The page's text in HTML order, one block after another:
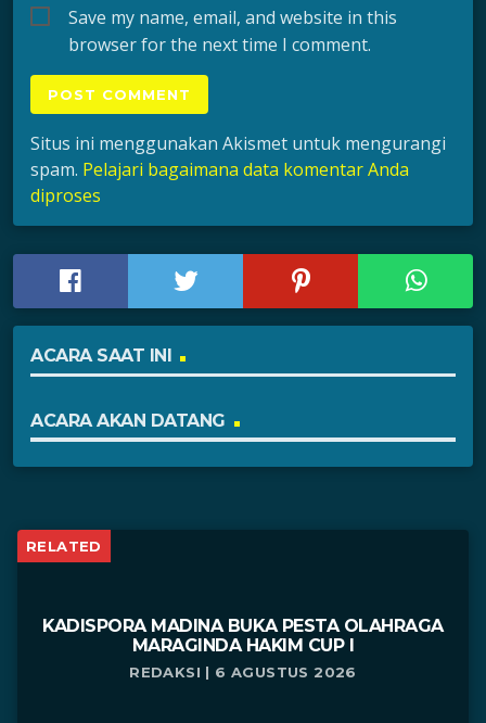
Save my name, email, and website in this
browser for the next time I comment.
Situs ini menggunakan Akismet untuk mengurangi
spam. Pelajari bagaimana data komentar Anda
diproses
ACARA SAAT INI
ACARA AKAN DATANG
RELATED
KADISPORA MADINA BUKA PESTA OLAHRAGA
MARAGINDA HAKIM CUP I
REDAKSI | 6 AGUSTUS 2026